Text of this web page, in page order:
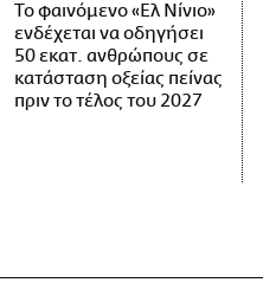
Το φαινόμενο «Ελ Νίνιο»
ενδέχεται να οδηγήσει
50 εκατ. ανθρώπους σε
κατάσταση οξείας πείνας
πριν το τέλος του 2027